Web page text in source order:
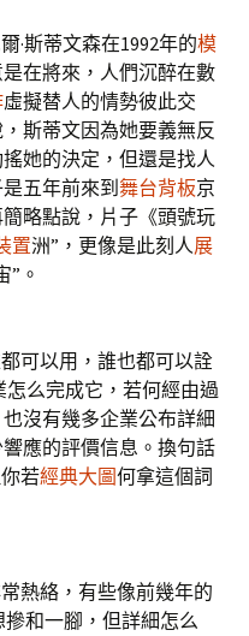
·斯蒂文森在1992年的模
在將來，人們沉醉在數
虛擬替人的情勢彼此交
斯蒂文因為她要義無反
她的決定，但還是找人
五年前來到舞台背板京
略點說，片子《頭號玩
置洲”，更像是此刻人展
”。
可以用，誰也都可以詮
怎么完成它，若何經由過
沒有幾多企業公布詳細
應的評價信息。換句話
若經典大圖何拿這個詞
熱絡，有些像前幾年的
和一腳，但詳細怎么